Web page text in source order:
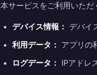
本サービスをご利用いただ
デバイス情報： デバイ
利用データ： アプリの
ログデータ： IPアドレ